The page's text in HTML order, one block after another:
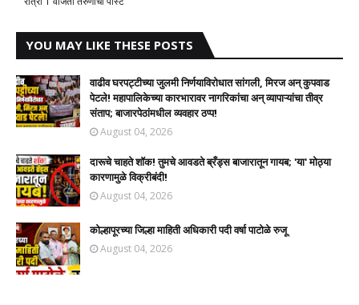
YOU MAY LIKE THESE POSTS
वाढीव घरपट्टीच्या जुलमी निर्णयाविरोधात सांगली, मिरज अन् कुपवाड
पेटले! महापालिकेच्या कारभारावर नागरिकांचा अन् व्यापाऱ्यांचा तीव्र
संताप; बाजारपेठांमधील व्यवहार ठप्प!​
August 04, 2026
दारूचे चाहते शॉक! तुमचे आवडते ब्रँड्स बाजारातून गायब; 'या' मोठ्या
कारणामुळे विक्रीबंदी!
August 04, 2026
कोल्हापूरच्या जिल्हा माहिती अधिकारी पदी वर्षा पाटोळे रुजू
August 04, 2026